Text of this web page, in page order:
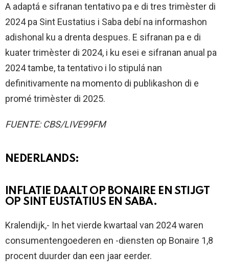
A adaptá e sifranan tentativo pa e di tres trimèster di
2024 pa Sint Eustatius i Saba debí na informashon
adishonal ku a drenta despues. E sifranan pa e di
kuater trimèster di 2024, i ku esei e sifranan anual pa
2024 tambe, ta tentativo i lo stipulá nan
definitivamente na momento di publikashon di e
promé trimèster di 2025.
FUENTE: CBS/LIVE99FM
NEDERLANDS:
INFLATIE DAALT OP BONAIRE EN STIJGT
OP SINT EUSTATIUS EN SABA.
Kralendijk,- In het vierde kwartaal van 2024 waren
consumentengoederen en -diensten op Bonaire 1,8
procent duurder dan een jaar eerder.